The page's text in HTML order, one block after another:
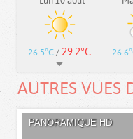
26.5°C / 29.2°C
AUTRES VUES
PANORAMIQUE HD